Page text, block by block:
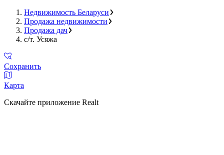
Недвижимость Беларуси
Продажа недвижимости
Продажа дач
с/т. Усяжа
Сохранить
Карта
Скачайте приложение Realt